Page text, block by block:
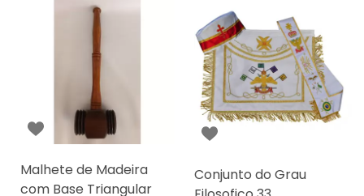
Malhete de Madeira
com Base Triangular
Conjunto do Grau